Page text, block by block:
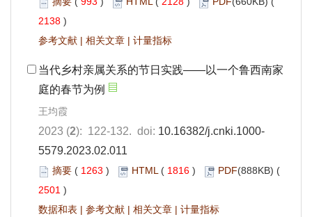
2138 )
参考文献 | 相关文章 | 计量指标
当代乡村亲属关系的节日实践——以一个鲁西南家
庭的春节为例
王均霞
2023 (2): 122-132. doi: 10.16382/j.cnki.1000-
5579.2023.02.011
摘要 ( 1263 ) HTML( 1816 ) PDF(888KB) (
2501 )
数据和表 | 参考文献 | 相关文章 | 计量指标